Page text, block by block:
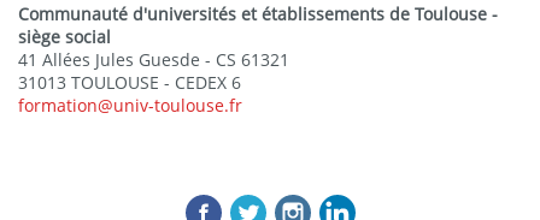
Communauté d'universités et établissements de Toulouse -
siège social
41 Allées Jules Guesde - CS 61321
31013 TOULOUSE - CEDEX 6
formation@univ-toulouse.fr